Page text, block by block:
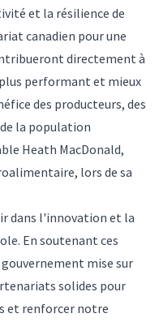
et la résilience de
canadien pour une
directement à
performant et mieux
des producteurs, des
la population
Heath MacDonald,
lors de sa
dans l'innovation et la
En soutenant ces
mise sur
solides pour
et renforcer notre